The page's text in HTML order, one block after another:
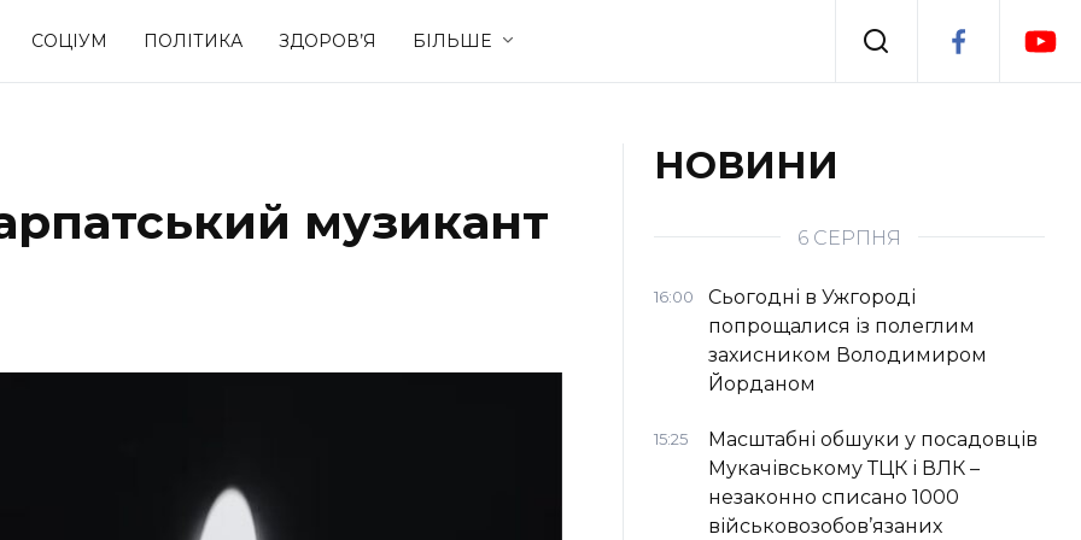
СОЦІУМ ПОЛІТИКА ЗДОРОВ’Я БІЛЬШЕ
Події
Спорт Стиль життя
музикант
НОВИНИ
6 СЕРПНЯ
16:00
Сьогодні в Ужгороді
попрощалися із полеглим
захисником Володимиром
Йорданом
15:25
Масштабні обшуки у посадовців
Мукачівському ТЦК і ВЛК –
незаконно списано 1000
військовозобов’язаних